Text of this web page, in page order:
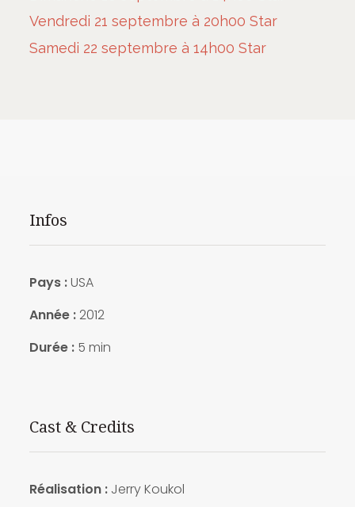
Vendredi 21 septembre à 20h00 Star
Samedi 22 septembre à 14h00 Star
Infos
Pays :USA
Année : 2012
Durée : 5 min
Cast & Credits
Réalisation : Jerry Koukol